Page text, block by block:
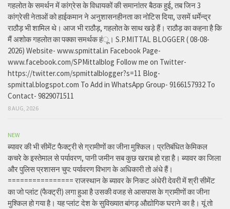
गहलोत के समर्थन में कांग्रेस के विधायकों की समानांतर बैठक हुई, तब जिन 3
कांग्रेसी नेताओं को हाईकमान ने अनुशासनहीनता का नोटिस दिया, उसमें धर्मेन्द्र
राठौड़ भी शामिल थे। आज भी राठौड़, गहलोत के साथ खड़े हैं। राठौड़ का कहना है कि
मैं अशोक गहलोत का पक्का समर्थक हंू। S.P.MITTAL BLOGGER ( 08-08-
2026) Website- www.spmittal.in Facebook Page-
www.facebook.com/SPMittalblog Follow me on Twitter-
https://twitter.com/spmittalblogger?s=11 Blog-
spmittal.blogspot.com To Add in WhatsApp Group- 9166157932 To
Contact- 9829071511
8 AUG, 2026
NEW
ब्यावर की भी सीमेंट फैक्ट्री से ग्रामीणों का जीना मुश्किल। प्रतिबंधित केमिकल
कचरे के इस्तेमाल से पर्यावरण, पानी जमीन सब कुछ खराब हो रहा है। ब्यावर का जिला
और पुलिस प्रशासन चुप: पर्यावरण विभाग के अधिकारी तो अंधे हैं।
================ राजस्थान के ब्यावर के निकट अंधेरी देवरी में श्री सीमेंट
का जो प्लांट (फैक्ट्री) लगा हुआ है उसकी वजह से आसपास के ग्रामीणों का जीना
मुश्किल हो गया है। यह प्लांट देश के सुविख्यात बांगड़ औद्योगिक घराने का है। यूं तो